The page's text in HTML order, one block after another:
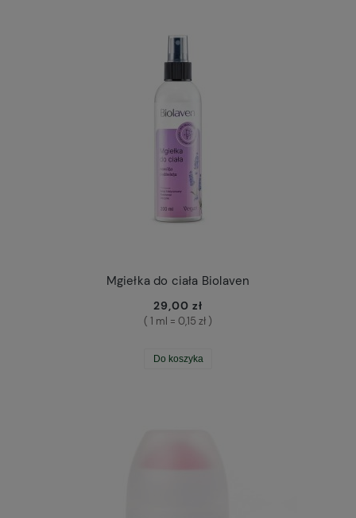
Mgiełka do ciała Biolaven
29,00 zł
( 1 ml = 0,15 zł )
Do koszyka